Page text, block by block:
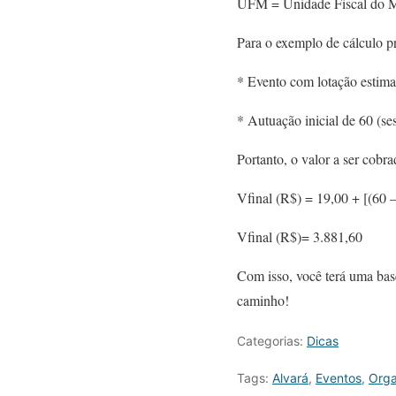
Para o exemplo de cálculo
* Evento com lotação
* Autuação inicial de 60
Portanto, o valor a ser
Vfinal (R$) = 19,00 + [(60
Vfinal (R$)= 3.881,60
Com isso, você terá uma
caminho!
Categorias: Dicas
Tags: Alvará, Eventos,